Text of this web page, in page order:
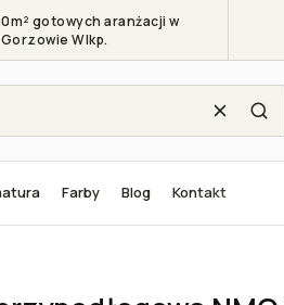
gotowych aranżacji w
Gorzowie Wlkp.
Wyczyść
Farby Blog Kontakt
Listwa przypodłogowa NMC FD11 WALLSTYL 11 ×